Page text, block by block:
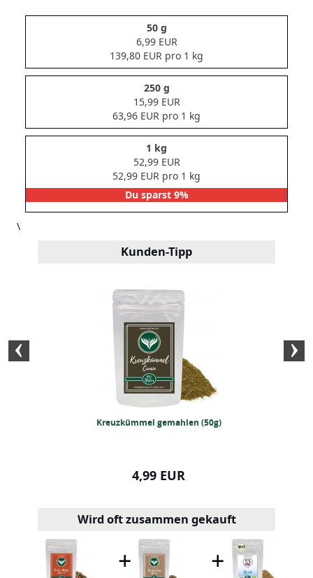
50 g
6,99 EUR
139,80 EUR pro 1 kg
250 g
15,99 EUR
63,96 EUR pro 1 kg
1 kg
52,99 EUR
52,99 EUR pro 1 kg
Du sparst 9%
\
Kunden-Tipp
Kreuzkümmel gemahlen (50g)
4,99 EUR
Wird oft zusammen gekauft
+ +